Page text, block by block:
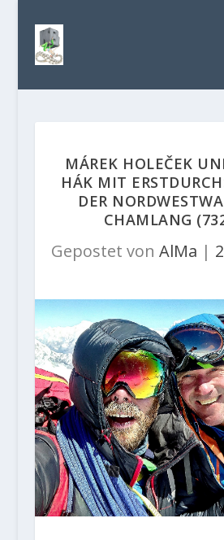
MÁREK HOLEČEK
HÁK MIT
DER
CHAMLANG
Gepostet von AlMa | 2